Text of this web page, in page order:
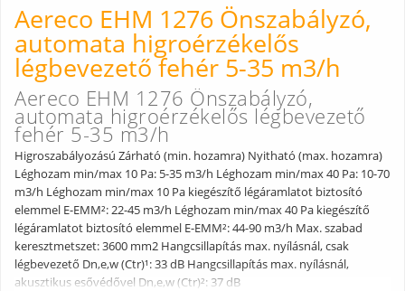
Aereco EHM 1276 Önszabályzó,
automata higroérzékelős
légbevezető fehér 5-35 m3/h
Aereco EHM 1276 Önszabályzó,
automata higroérzékelős légbevezető
fehér 5-35 m3/h
Higroszabályozású Zárható (min. hozamra) Nyitható (max. hozamra)
Léghozam min/max 10 Pa: 5-35 m3/h Léghozam min/max 40 Pa: 10-70
m3/h Léghozam min/max 10 Pa kiegészítő légáramlatot biztosító
elemmel E-EMM²: 22-45 m3/h Léghozam min/max 40 Pa kiegészítő
légáramlatot biztosító elemmel E-EMM²: 44-90 m3/h Max. szabad
keresztmetszet: 3600 mm2 Hangcsillapítás max. nyílásnál, csak
légbevezető Dn,e,w (Ctr)¹: 33 dB Hangcsillapítás max. nyílásnál,
akusztikus esővédővel Dn,e,w (Ctr)²: 37 dB